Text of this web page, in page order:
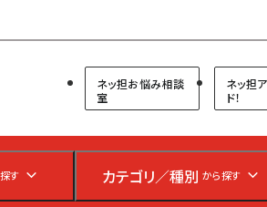
ネットショップ担当者フォーラム
ネッ担お悩み相談
室
ネッ担
ド！
す カテゴリ／種別 から探す